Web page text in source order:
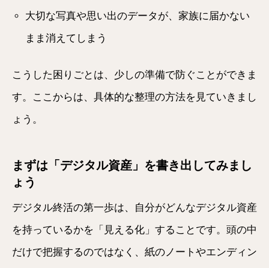
大切な写真や思い出のデータが、家族に届かない
まま消えてしまう
こうした困りごとは、少しの準備で防ぐことができま
す。ここからは、具体的な整理の方法を見ていきまし
ょう。
まずは「デジタル資産」を書き出してみまし
ょう
デジタル終活の第一歩は、自分がどんなデジタル資産
を持っているかを「見える化」することです。頭の中
だけで把握するのではなく、紙のノートやエンディン